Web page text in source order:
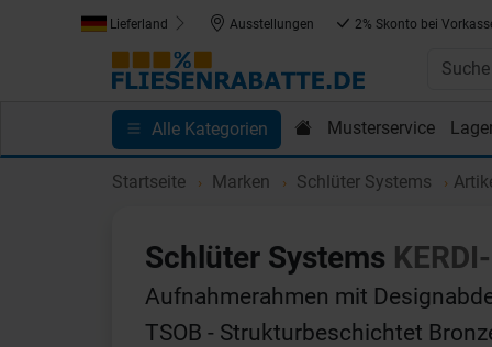
Lieferland Ausstellungen 2% Skonto bei
Alle Kategorien Musterservice
Kundenprojekte Blog Einkaufen bei
Startseite Marken Schlüter Systems
Schlüter Systems
Aufnahmerahmen mit
TSOB - Strukturbeschichtet